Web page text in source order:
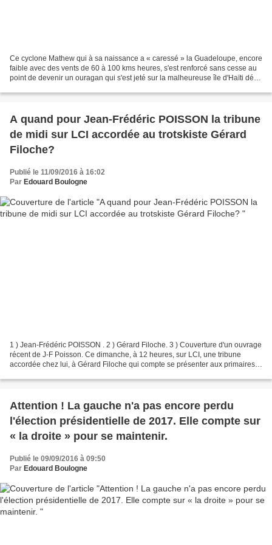
Ce cyclone Mathew qui à sa naissance a « caressé » la Guadeloupe, encore
faible avec des vents de 60 à 100 kms heures, s'est renforcé sans cesse au
point de devenir un ouragan qui s'est jeté sur la malheureuse île d'Haïti déjà
A quand pour Jean-Frédéric POISSON la tribune
de midi sur LCI accordée au trotskiste Gérard
Filoche?
Publié le 11/09/2016 à 16:02
Par Edouard Boulogne
1 ) Jean-Frédéric POISSON . 2 ) Gérard Filoche. 3 ) Couverture d'un ouvrage
récent de J-F Poisson. Ce dimanche, à 12 heures, sur LCI, une tribune
accordée chez lui, à Gérard Filoche qui compte se présenter aux primaires
Attention ! La gauche n'a pas encore perdu
l'élection présidentielle de 2017. Elle compte sur
« la droite » pour se maintenir.
Publié le 09/09/2016 à 09:50
Par Edouard Boulogne